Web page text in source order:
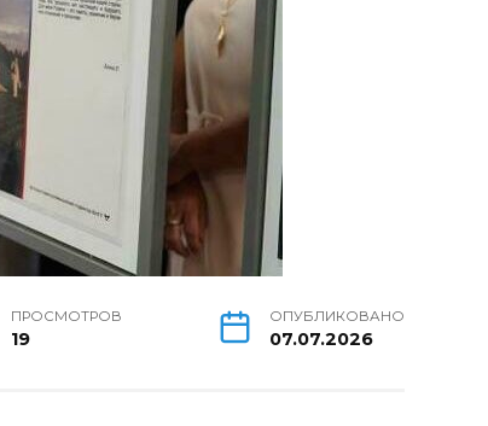
ПРОСМОТРОВ
19
ОПУБЛИКОВАНО
07.07.2026